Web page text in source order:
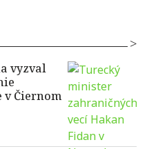
vyzval
Čiernom